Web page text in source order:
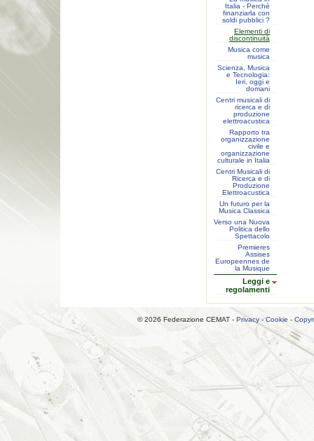
Italia - Perchè
finanziarla con
soldi pubblici ?
Elementi di
discontinuità
Musica come
musica
Scienza, Musica
e Tecnologia:
Ieri, oggi e
domani
Centri musicali di
ricerca e di
produzione
elettroacustica
Rapporto tra
organizzazione
civile e
organizzazione
culturale in Italia
Centri Musicali di
Ricerca e di
Produzione
Elettroacustica
Un futuro per la
Musica Classica
Verso una Nuova
Politica dello
Spettacolo
Premieres
Assises
Europeennes de
la Musique
Leggi e
regolamenti
© 2026 Federazione CEMAT - Privacy- Cookie -